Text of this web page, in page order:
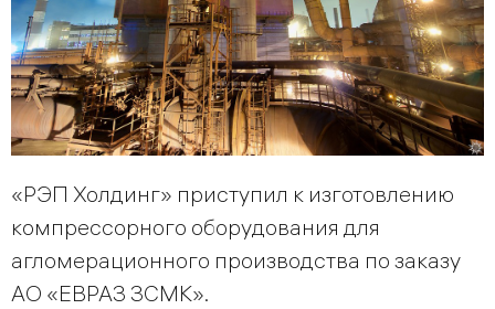
«РЭП Холдинг» приступил к изготовлению
компрессорного оборудования для
агломерационного производства по заказу
АО «ЕВРАЗ ЗСМК».